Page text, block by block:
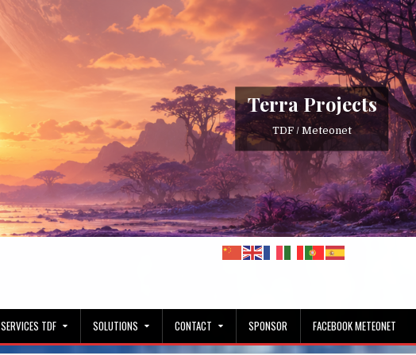
Terra Projects
TDF / Meteonet
SERVICES TDF SOLUTIONS CONTACT SPONSOR FACEBOOK METEONET